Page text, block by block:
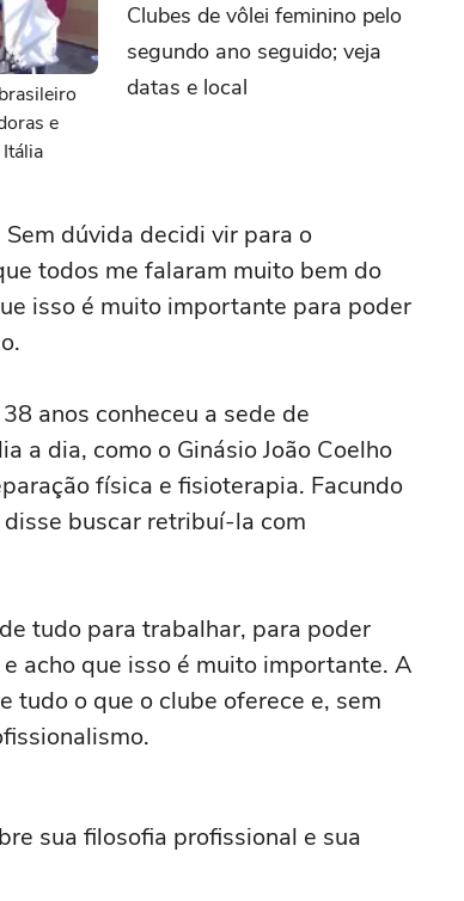
e
Clubes de vôlei feminino pelo
segundo ano seguido; veja
datas e local
dúvida decidi vir para o
todos me falaram muito bem do
isso é muito importante para poder
anos conheceu a sede de
a dia, como o Ginásio João Coelho
física e fisioterapia. Facundo
buscar retribuí-la com
tudo para trabalhar, para poder
acho que isso é muito importante. A
tudo o que o clube oferece e, sem
sua filosofia profissional e sua